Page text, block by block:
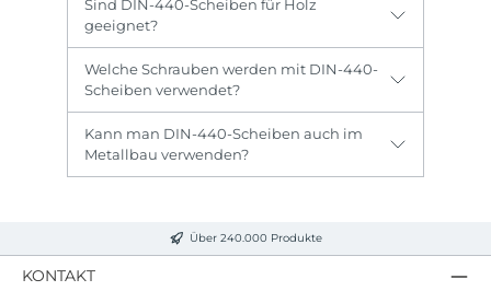
Sind DIN-440-Scheiben für Holz
geeignet?
Welche Schrauben werden mit DIN-440-
Scheiben verwendet?
Kann man DIN-440-Scheiben auch im
Metallbau verwenden?
Über 240.000 Produkte
KONTAKT